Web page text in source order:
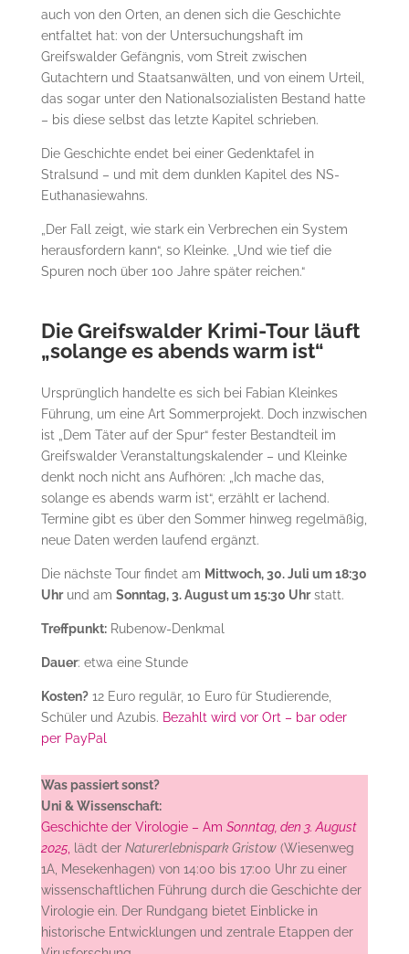
auch von den Orten, an denen sich die Geschichte
entfaltet hat: von der Untersuchungshaft im
Greifswalder Gefängnis, vom Streit zwischen
Gutachtern und Staatsanwälten, und von einem Urteil,
das sogar unter den Nationalsozialisten Bestand hatte
– bis diese selbst das letzte Kapitel schrieben.
Die Geschichte endet bei einer Gedenktafel in
Stralsund – und mit dem dunklen Kapitel des NS-
Euthanasiewahns.
„Der Fall zeigt, wie stark ein Verbrechen ein System
herausfordern kann“, so Kleinke. „Und wie tief die
Spuren noch über 100 Jahre später reichen.“
Die Greifswalder Krimi-Tour läuft
„solange es abends warm ist“
Ursprünglich handelte es sich bei Fabian Kleinkes
Führung, um eine Art Sommerprojekt. Doch inzwischen
ist „Dem Täter auf der Spur“ fester Bestandteil im
Greifswalder Veranstaltungskalender – und Kleinke
denkt noch nicht ans Aufhören: „Ich mache das,
solange es abends warm ist“, erzählt er lachend.
Termine gibt es über den Sommer hinweg regelmäßig,
neue Daten werden laufend ergänzt.
Die nächste Tour findet am Mittwoch, 30. Juli um 18:30
Uhrund am Sonntag, 3. August um 15:30 Uhrstatt.
Treffpunkt:Rubenow-Denkmal
Dauer: etwa eine Stunde
Kosten?12 Euro regulär, 10 Euro für Studierende,
Schüler und Azubis. Bezahlt wird vor Ort – bar oder
per PayPal
Was passiert sonst?
Uni & Wissenschaft:
Geschichte der Virologie – Am Sonntag, den 3. August
2025, lädt der Naturerlebnispark Gristow(Wiesenweg
1A, Mesekenhagen) von 14:00 bis 17:00 Uhr zu einer
wissenschaftlichen Führung durch die Geschichte der
Virologie ein. Der Rundgang bietet Einblicke in
historische Entwicklungen und zentrale Etappen der